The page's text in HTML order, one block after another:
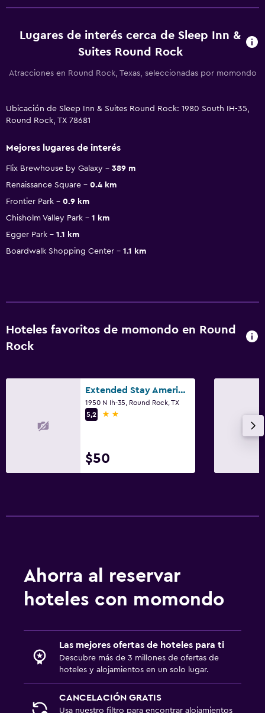
Lugares de interés cerca de Sleep Inn &
Suites Round Rock
Atracciones en Round Rock, Texas, seleccionadas por momondo
Ubicación de Sleep Inn & Suites Round Rock: 1980 South IH-35,
Round Rock, TX 78681
Mejores lugares de interés
Flix Brewhouse by Galaxy
389 m
Renaissance Square
0.4 km
Frontier Park
0.9 km
Chisholm Valley Park
1 km
Egger Park
1.1 km
Boardwalk Shopping Center
1.1 km
Hoteles favoritos de momondo en Round
Rock
Extended Stay America Select Suites - Austin - Round Rock
1950 N Ih-35, Round Rock, TX
5,2
2 estrellas
$50
Ahorra al reservar
hoteles con momondo
Las mejores ofertas de hoteles para ti
Descubre más de 3 millones de ofertas de
hoteles y alojamientos en un solo lugar.
CANCELACIÓN GRATIS
Usa nuestro filtro para encontrar alojamientos